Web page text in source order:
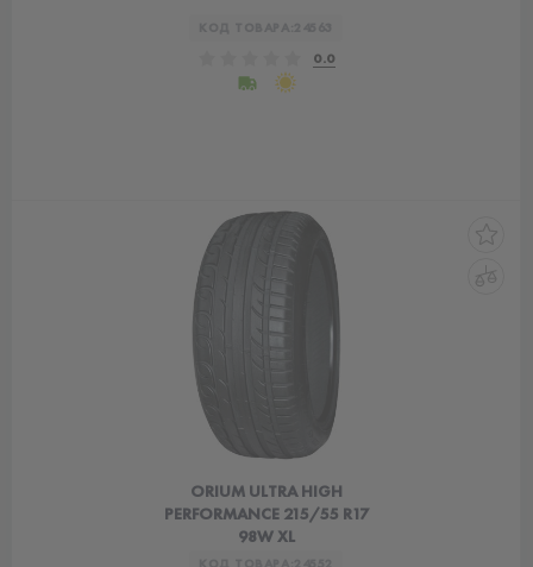
24563
0.0
ORIUM ULTRA HIGH
PERFORMANCE 215/55 R17
98W XL
24552